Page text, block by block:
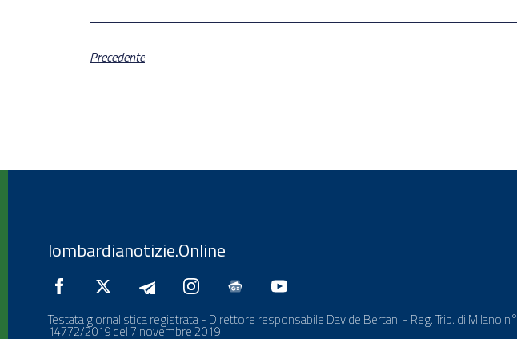
Precedente
lombardianotizie.Online
Testata giornalistica registrata - Direttore responsabile Davide Bertani - Reg. Trib. di Milano n°
14772/2019 del 7 novembre 2019